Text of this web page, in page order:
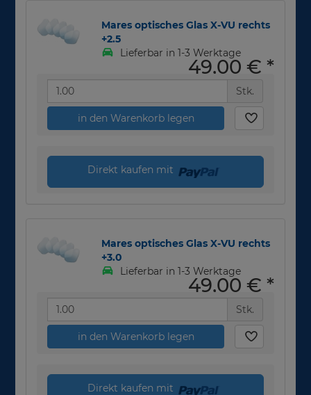
Mares optisches Glas X-VU rechts
+2.5
Lieferbar in 1-3 Werktage
49,00 € *
Stk.
in den Warenkorb legen
Direkt kaufen mit
Mares optisches Glas X-VU rechts
+3.0
Lieferbar in 1-3 Werktage
49,00 € *
Stk.
in den Warenkorb legen
Direkt kaufen mit